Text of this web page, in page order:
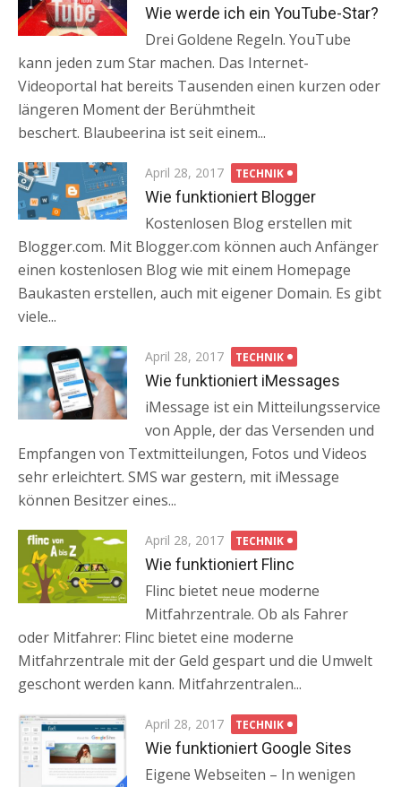
on
Wie werde ich ein YouTube-Star?
Drei Goldene Regeln. YouTube
kann jeden zum Star machen. Das Internet-
Videoportal hat bereits Tausenden einen kurzen oder
längeren Moment der Berühmtheit
beschert. Blaubeerina ist seit einem...
Posted
on
April 28, 2017 TECHNIK
Wie funktioniert Blogger
Kostenlosen Blog erstellen mit
Blogger.com. Mit Blogger.com können auch Anfänger
einen kostenlosen Blog wie mit einem Homepage
Baukasten erstellen, auch mit eigener Domain. Es gibt
viele...
Posted
on
April 28, 2017 TECHNIK
Wie funktioniert iMessages
iMessage ist ein Mitteilungsservice
von Apple, der das Versenden und
Empfangen von Textmitteilungen, Fotos und Videos
sehr erleichtert. SMS war gestern, mit iMessage
können Besitzer eines...
Posted
on
April 28, 2017 TECHNIK
Wie funktioniert Flinc
Flinc bietet neue moderne
Mitfahrzentrale. Ob als Fahrer
oder Mitfahrer: Flinc bietet eine moderne
Mitfahrzentrale mit der Geld gespart und die Umwelt
geschont werden kann. Mitfahrzentralen...
Posted
on
April 28, 2017 TECHNIK
Wie funktioniert Google Sites
Eigene Webseiten – In wenigen